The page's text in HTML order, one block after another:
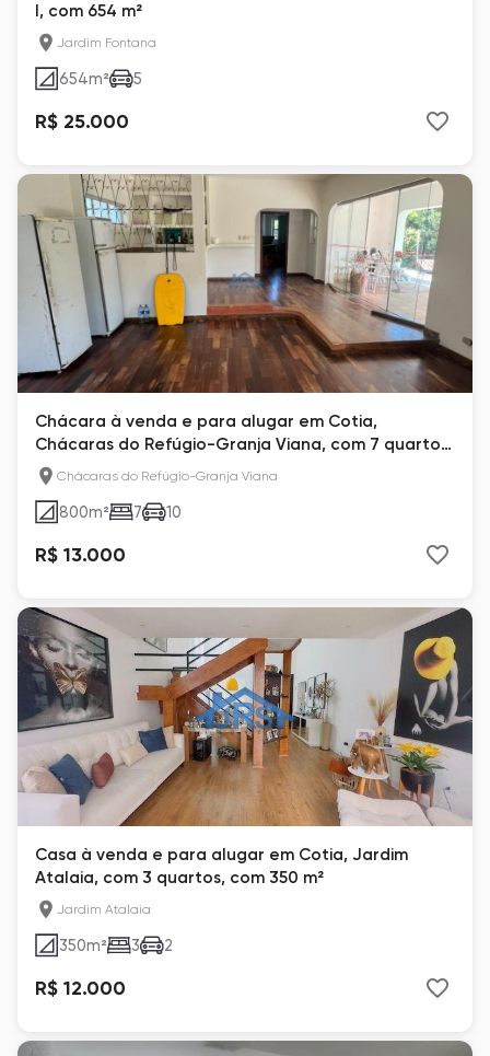
I, com 654 m²
Jardim Fontana
654m² 5
R$ 25.000
Chácara à venda e para alugar em Cotia,
Chácaras do Refúgio-Granja Viana, com 7 quartos,
com 3500 m²
Chácaras do Refúgio-Granja Viana
800m² 7 10
R$ 13.000
Casa à venda e para alugar em Cotia, Jardim
Atalaia, com 3 quartos, com 350 m²
Jardim Atalaia
350m² 3 2
R$ 12.000